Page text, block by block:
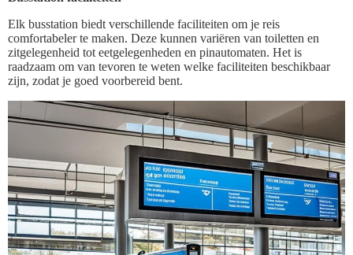
Elk busstation biedt verschillende faciliteiten om je reis
comfortabeler te maken. Deze kunnen variëren van toiletten en
zitgelegenheid tot eetgelegenheden en pinautomaten. Het is
raadzaam om van tevoren te weten welke faciliteiten beschikbaar
zijn, zodat je goed voorbereid bent.